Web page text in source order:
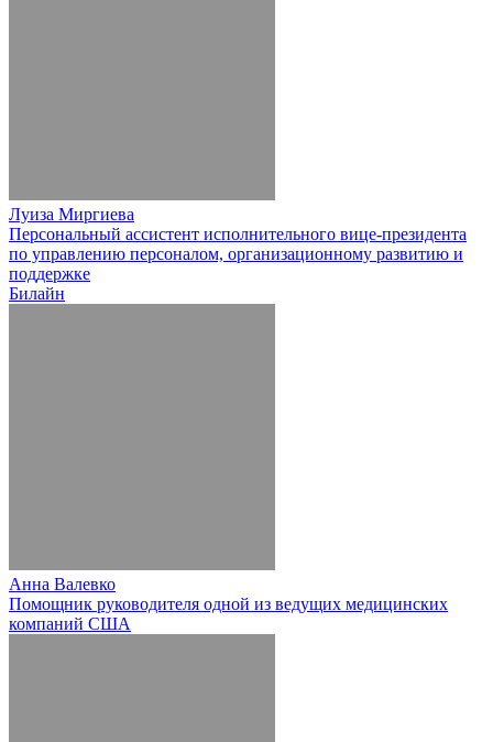
Луиза Миргиева
Персональный ассистент исполнительного вице-президента
по управлению персоналом, организационному развитию и
поддержке
Билайн
Анна Валевко
Помощник руководителя одной из ведущих медицинских
компаний США